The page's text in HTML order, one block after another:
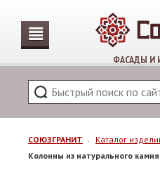
ФАСАДЫ И
СОЮЗГРАНИТ
Каталог
Колонны из натурального камня